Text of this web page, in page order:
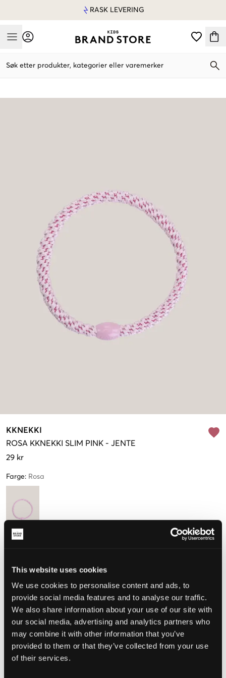
This website uses cookies
We use cookies to personalise content and ads, to
provide social media features and to analyse our traffic.
We also share information about your use of our site with
our social media, advertising and analytics partners who
may combine it with other information that you’ve
provided to them or that they’ve collected from your use
of their services.
RASK LEVERING
Mobile Menu
Søk etter produkter, kategorier eller varemerker
KKNEKKI
ROSA KKNEKKI SLIM PINK - JENTE
29 kr
Farge: Rosa
Størrelse
Opplevd størrelse
Liten Riktig Stor